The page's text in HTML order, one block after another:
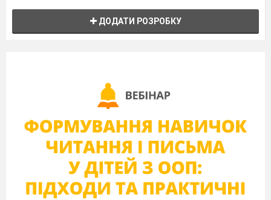
ДОДАТИ РОЗРОБКУ